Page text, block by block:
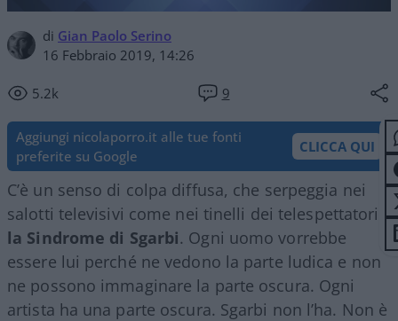
di Gian Paolo Serino
16 Febbraio 2019, 14:26
5.2k 9
Aggiungi nicolaporro.it alle tue fonti
preferite su Google
CLICCA QUI
C’è un senso di colpa diffusa, che serpeggia nei
salotti televisivi come nei tinelli dei telespettatori:
la Sindrome di Sgarbi. Ogni uomo vorrebbe
essere lui perché ne vedono la parte ludica e non
ne possono immaginare la parte oscura. Ogni
artista ha una parte oscura. Sgarbi non l’ha. Non è